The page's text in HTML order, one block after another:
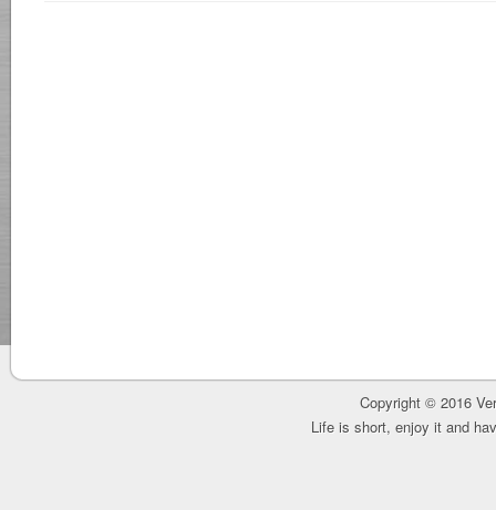
Copyright © 2016
Life is short, enjoy it and